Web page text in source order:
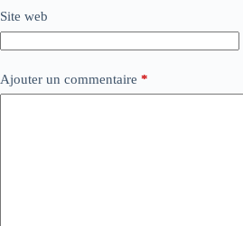
Site web
Ajouter un commentaire *